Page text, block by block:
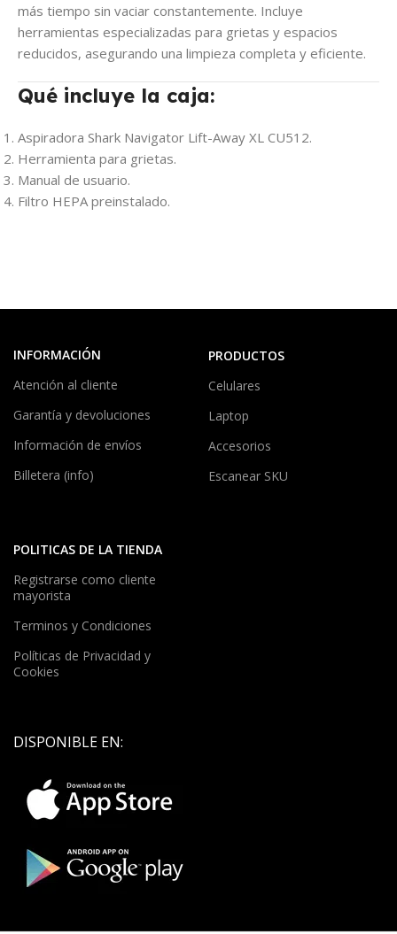
más tiempo sin vaciar constantemente. Incluye
herramientas especializadas para grietas y espacios
reducidos, asegurando una limpieza completa y eficiente.
Qué incluye la caja:
Aspiradora Shark Navigator Lift-Away XL CU512.
Herramienta para grietas.
Manual de usuario.
Filtro HEPA preinstalado.
INFORMACIÓN
Atención al cliente
Garantía y devoluciones
Información de envíos
Billetera (info)
PRODUCTOS
Celulares
Laptop
Accesorios
Escanear SKU
POLITICAS DE LA TIENDA
Registrarse como cliente
mayorista
Terminos y Condiciones
Políticas de Privacidad y
Cookies
DISPONIBLE EN: